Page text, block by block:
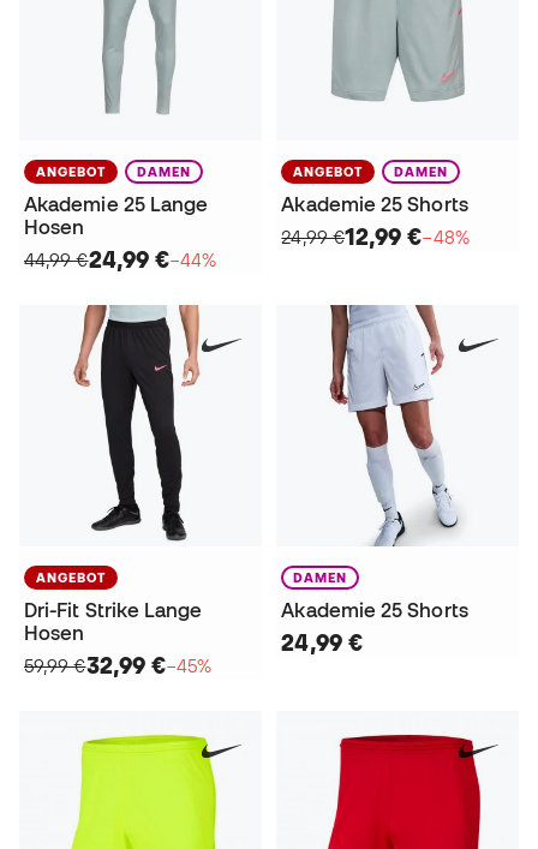
ANGEBOT DAMEN
Akademie 25 Lange
Hosen
44,99 €24,99 €−44%
ANGEBOT DAMEN
Akademie 25 Shorts
24,99 €12,99 €−48%
ANGEBOT
Dri-Fit Strike Lange
Hosen
59,99 €32,99 €−45%
DAMEN
Akademie 25 Shorts
24,99 €